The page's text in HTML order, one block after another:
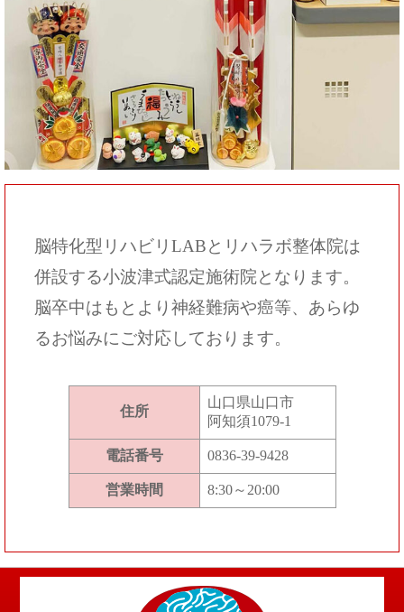
脳特化型リハビリLABとリハラボ整体院は
併設する小波津式認定施術院となります。
脳卒中はもとより神経難病や癌等、あらゆ
るお悩みにご対応しております。
住所
山口県山口市
阿知須1079-1
電話番号 0836-39-9428
営業時間 8:30～20:00